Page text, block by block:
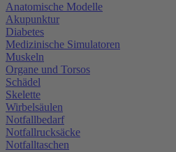
Anatomische Modelle
Akupunktur
Diabetes
Medizinische Simulatoren
Muskeln
Organe und Torsos
Schädel
Skelette
Wirbelsäulen
Notfallbedarf
Notfallrucksäcke
Notfalltaschen